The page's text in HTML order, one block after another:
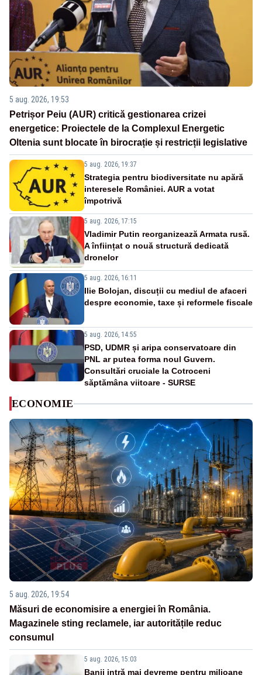
5 aug. 2026, 19:53
Petrișor Peiu (AUR) critică gestionarea crizei
energetice: Proiectele de la Complexul Energetic
Oltenia sunt blocate în birocrație și restricții legislative
5 aug. 2026, 19:37
Strategia pentru biodiversitate nu apără
interesele României. AUR a votat
împotrivă
5 aug. 2026, 17:15
Vladimir Putin reorganizează Armata rusă.
A înființat o nouă structură dedicată
dronelor
5 aug. 2026, 16:11
Ilie Bolojan, discuții cu mediul de afaceri
despre economie, taxe și reformele fiscale
5 aug. 2026, 14:55
PSD, UDMR și aripa conservatoare din
PNL ar putea forma noul Guvern.
Consultări cruciale la Cotroceni
săptămâna viitoare - SURSE
ECONOMIE
5 aug. 2026, 19:54
Măsuri de economisire a energiei în România.
Magazinele sting reclamele, iar autoritățile reduc
consumul
5 aug. 2026, 15:03
Banii intră mai devreme pentru milioane